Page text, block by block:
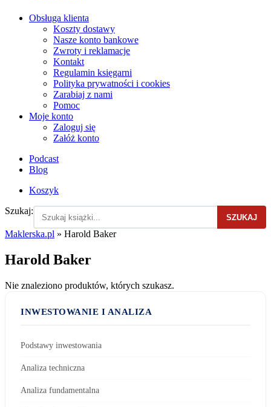
Obsługa klienta
Koszty dostawy
Nasze konto bankowe
Zwroty i reklamacje
Kontakt
Regulamin księgarni
Polityka prywatności i cookies
Zarabiaj z nami
Pomoc
Moje konto
Zaloguj się
Załóż konto
Podcast
Blog
Koszyk
Szukaj:
SZUKAJ
Maklerska.pl » Harold Baker
Harold Baker
Nie znaleziono produktów, których szukasz.
INWESTOWANIE I ANALIZA
Podstawy inwestowania
Analiza techniczna
Analiza fundamentalna